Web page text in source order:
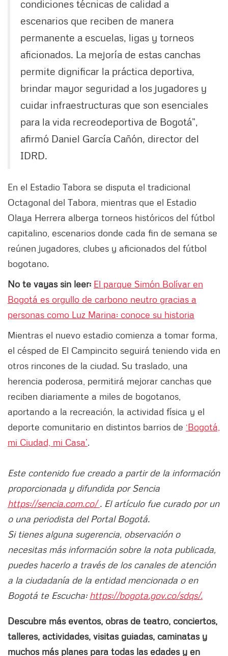
condiciones técnicas de calidad a
escenarios que reciben de manera
permanente a escuelas, ligas y torneos
aficionados. La mejoría de estas canchas
permite dignificar la práctica deportiva,
brindar mayor seguridad a los jugadores y
cuidar infraestructuras que son esenciales
para la vida recreodeportiva de Bogotá”,
afirmó Daniel García Cañón, director del
IDRD.
En el Estadio Tabora se disputa el tradicional
Octagonal del Tabora, mientras que el Estadio
Olaya Herrera alberga torneos históricos del fútbol
capitalino, escenarios donde cada fin de semana se
reúnen jugadores, clubes y aficionados del fútbol
bogotano.
No te vayas sin leer: El parque Simón Bolívar en
Bogotá es orgullo de carbono neutro gracias a
personas como Luz Marina: conoce su historia
Mientras el nuevo estadio comienza a tomar forma,
el césped de El Campincito seguirá teniendo vida en
otros rincones de la ciudad. Su traslado, una
herencia poderosa, permitirá mejorar canchas que
reciben diariamente a miles de bogotanos,
aportando a la recreación, la actividad física y el
deporte comunitario en distintos barrios de ‘Bogotá,
mi Ciudad, mi Casa’.
Este contenido fue creado a partir de la información
proporcionada y difundida por Sencia
https://sencia.com.co/. El artículo fue curado por un
o una periodista del Portal Bogotá.
Si tienes alguna sugerencia, observación o
necesitas más información sobre la nota publicada,
puedes hacerlo a través de los canales de atención
a la ciudadanía de la entidad mencionada o en
Bogotá te Escucha: https://bogota.gov.co/sdqs/.
Descubre más eventos, obras de teatro, conciertos,
talleres, actividades, visitas guiadas, caminatas y
muchos más planes para todas las edades y en